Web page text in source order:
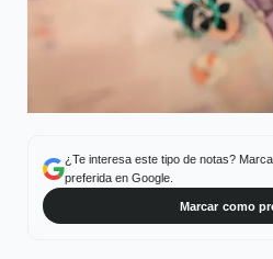
¿Te interesa este tipo de notas? Marca
preferida en Google.
Marcar como